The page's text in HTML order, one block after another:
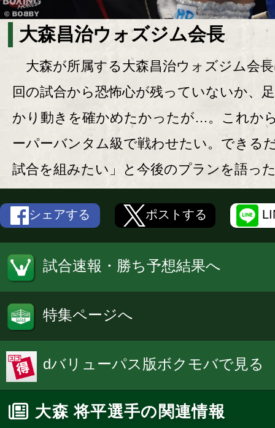
大森昌治ウォズジム会長
大森が所属する大森昌治ウォズジム会
回の試合から恐怖心が残っていないか、
かり動きを確かめたかったが…。これか
ーパーバンタム級で戦わせたい。できる
試合を組みたい」と今後のプランを語っ
シェアする ポストする
試合速報・勝ち予想結果へ
特集ページへ
dバリューパス版ボクモバで見る
大森 将平選手の関連情報